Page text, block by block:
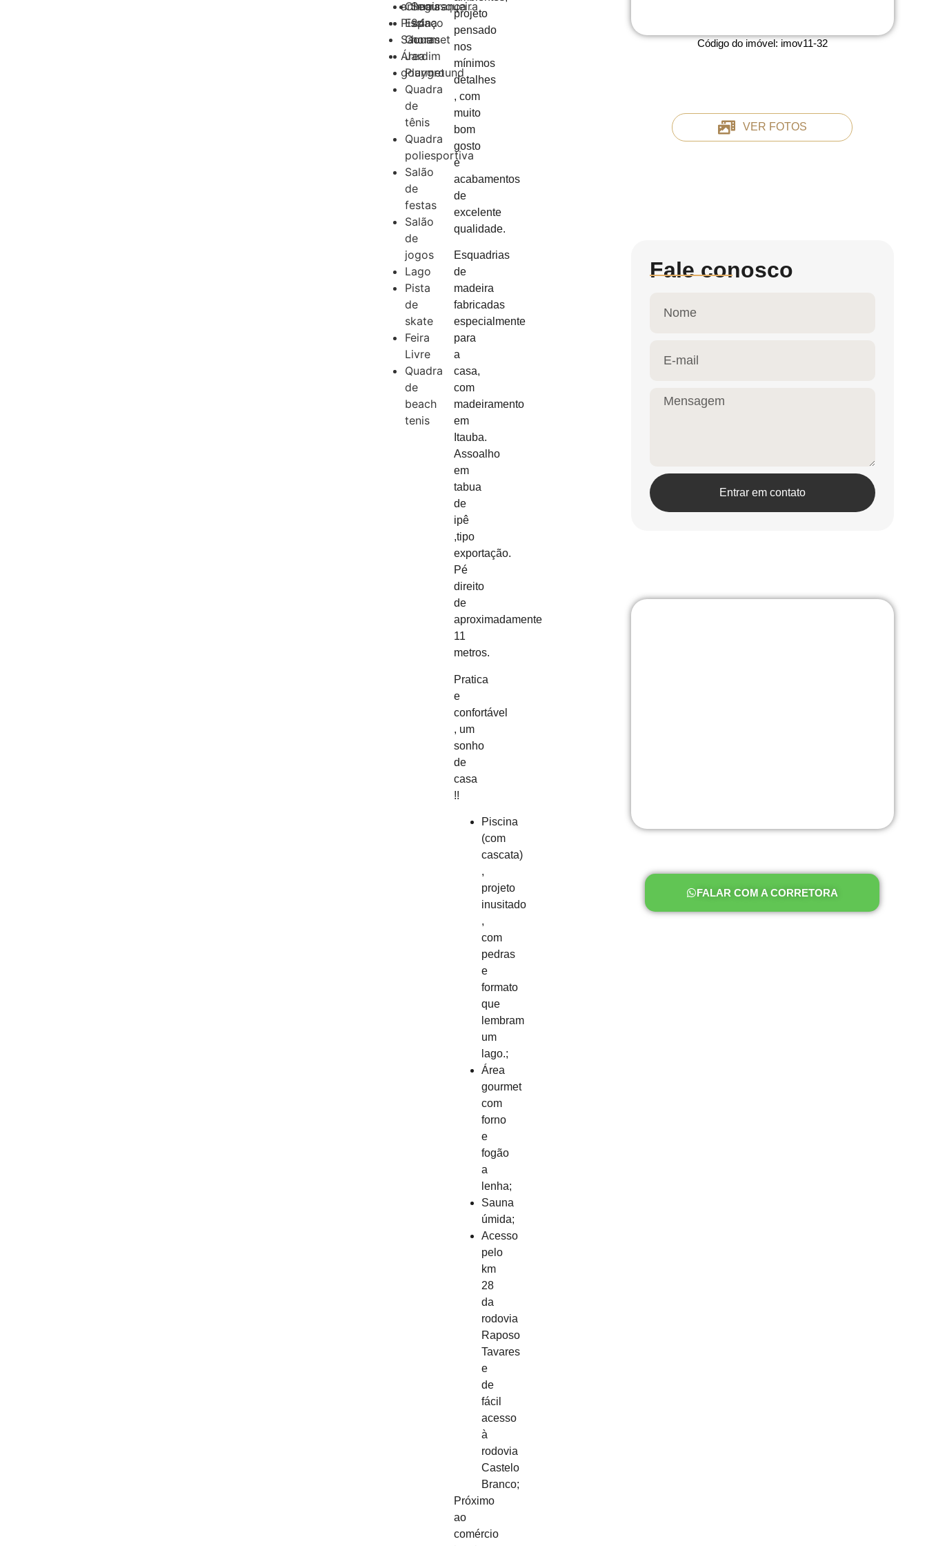
animais
Piscina
Sauna
Área
gourmet
Churrasqueira
Espaço
Gourmet
Jardim
Playground
Quadra
de
tênis
Quadra
poliesportiva
Salão
de
festas
Salão
de
jogos
Lago
Pista
de
skate
Feira
Livre
Quadra
de
beach
tenis
Segurança
24
horas
projeto
pensado
nos
mínimos
detalhes
, com
muito
bom
gosto
e
acabamentos
de
excelente
qualidade.
Esquadrias
de
madeira
fabricadas
especialmente
para
a
casa,
com
madeiramento
em
Itauba.
Assoalho
em
tabua
de
ipê
,tipo
exportação.
Pé
direito
de
aproximadamente
11
metros.
Pratica
e
confortável
, um
sonho
de
casa
!!
Piscina
(com
cascata)
,
projeto
inusitado
,
com
pedras
e
formato
que
lembram
um
lago.;
Área
gourmet
com
forno
e
fogão
a
lenha;
Sauna
úmida;
Acesso
pelo
km
28
da
rodovia
Raposo
Tavares
e
de
fácil
acesso
à
rodovia
Castelo
Branco;
Próximo
ao
comércio
Código do imóvel: imov11-32
VER FOTOS
Fale conosco
Entrar em contato
FALAR COM A CORRETORA